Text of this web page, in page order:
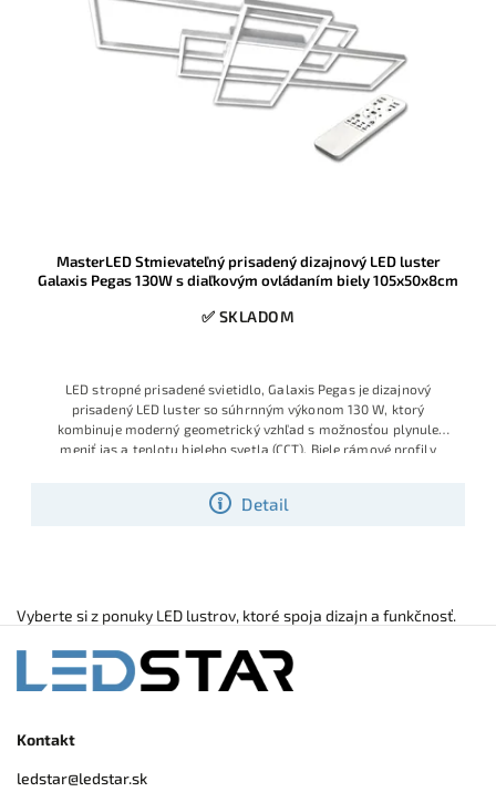
MasterLED Stmievateľný prisadený dizajnový LED luster
Galaxis Pegas 130W s diaľkovým ovládaním biely 105x50x8cm
✅ SKLADOM
Detail
LED stropné prisadené svietidlo, Galaxis Pegas je dizajnový
prisadený LED luster so súhrnným výkonom 130 W, ktorý
kombinuje moderný geometrický vzhľad s možnosťou plynule
meniť jas a teplotu bieleho svetla (CCT). Biele rámové profily
kancelárskych priestorov, pričom všetky funkcie sa ovládajú
Vyberte si z ponuky LED lustrov, ktoré spoja dizajn a funkčnosť.
Kontakt
ledstar@ledstar.sk